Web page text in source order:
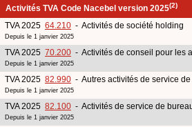
Activités TVA Code Nacebel version 2025(2)
TVA 2025 64.210 - Activités de société holding
Depuis le 1 janvier 2025
TVA 2025 70.200 - Activités de conseil pour les
Depuis le 1 janvier 2025
TVA 2025 82.990 - Autres activités de service
Depuis le 1 janvier 2025
TVA 2025 82.100 - Activités de service de
Depuis le 1 janvier 2025